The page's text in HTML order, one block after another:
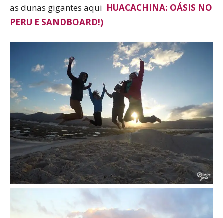
as dunas gigantes aqui HUACACHINA: OÁSIS NO
PERU E SANDBOARD!)